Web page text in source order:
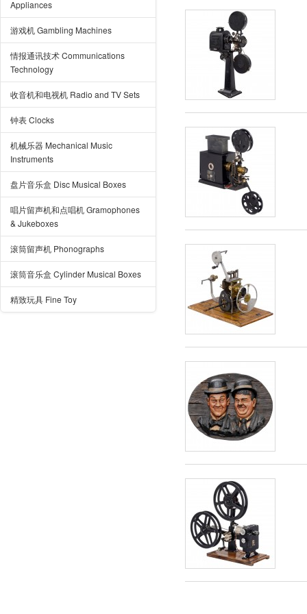
Appliances
游戏机 Gambling Machines
情报通讯技术 Communications
Technology
收音机和电视机 Radio and TV Sets
钟表 Clocks
机械乐器 Mechanical Music
Instruments
盘片音乐盒 Disc Musical Boxes
唱片留声机和点唱机 Gramophones
& Jukeboxes
滚筒留声机 Phonographs
滚筒音乐盒 Cylinder Musical Boxes
精致玩具 Fine Toy